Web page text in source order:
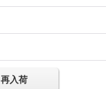
再入荷